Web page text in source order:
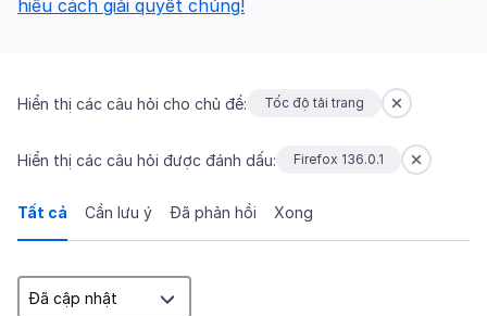
hiểu cách giải quyết chúng!
Hiển thị các câu hỏi cho chủ đề: Tốc độ tải trang
Hiển thị các câu hỏi được đánh dấu: Firefox 136.0.1
Tất cả Cần lưu ý Đã phản hồi Xong